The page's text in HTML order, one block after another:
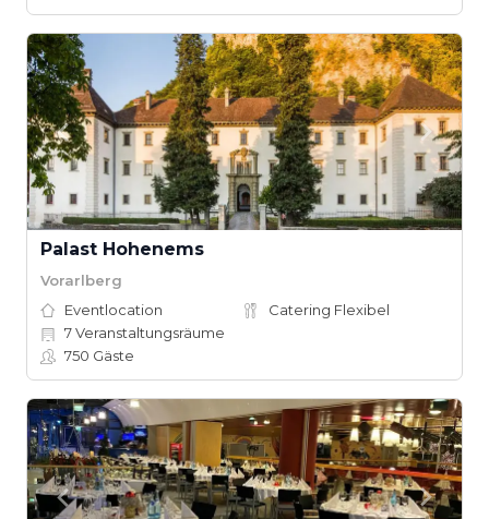
Palast Hohenems
Vorarlberg
Eventlocation
Catering Flexibel
7Veranstaltungsräume
750 Gäste